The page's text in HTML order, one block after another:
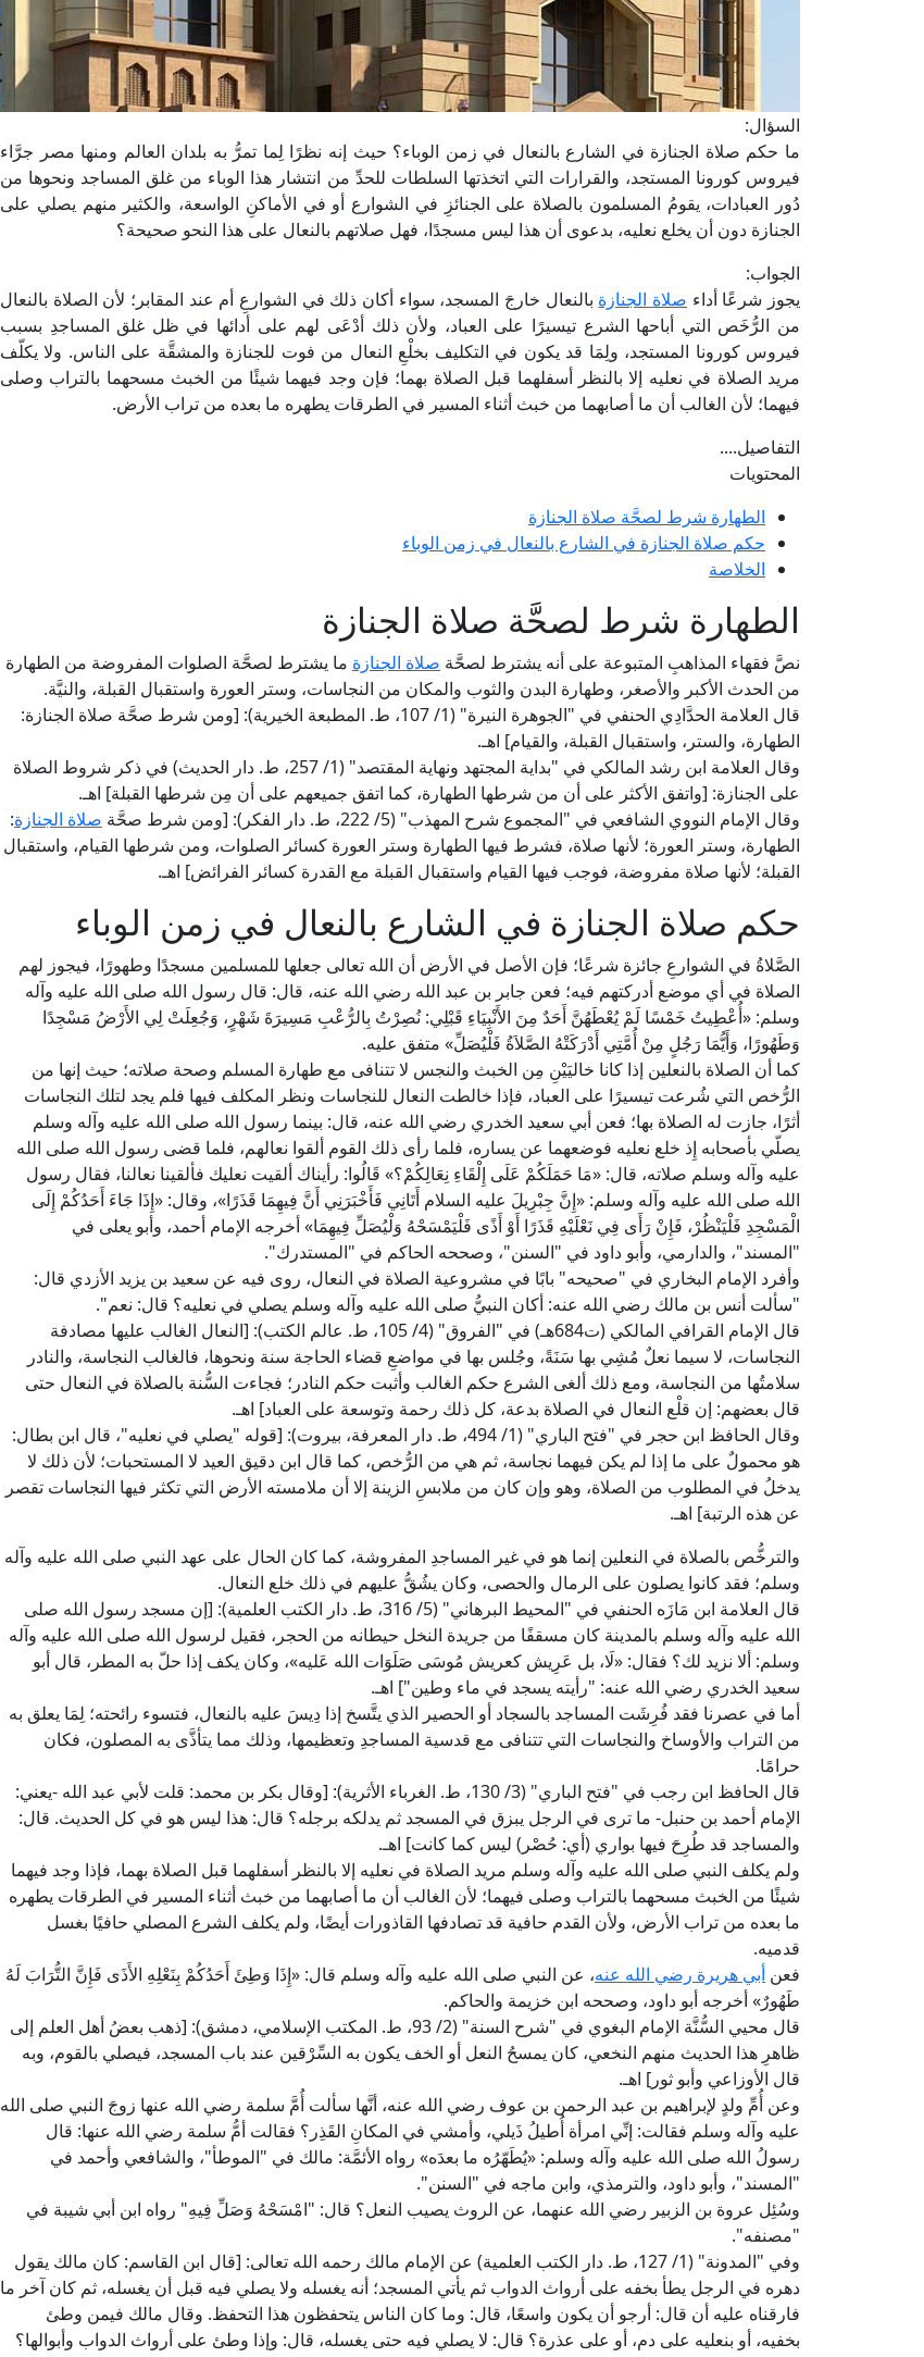
السؤال:
ما حكم صلاة الجنازة في الشارع بالنعال في زمن الوباء؟ حيث إنه نظرًا لِما تمرُّ به بلدان العالم ومنها مصر جرَّاء
فيروس كورونا المستجد، والقرارات التي اتخذتها السلطات للحدِّ من انتشار هذا الوباء من غلق المساجد ونحوها من
دُور العبادات، يقومُ المسلمون بالصلاة على الجنائزِ في الشوارع أو في الأماكنِ الواسعة، والكثير منهم يصلي على
الجنازة دون أن يخلع نعليه، بدعوى أن هذا ليس مسجدًا، فهل صلاتهم بالنعال على هذا النحو صحيحة؟
الجواب:
يجوز شرعًا أداء صلاة الجنازة بالنعال خارجَ المسجد، سواء أكان ذلك في الشوارعِ أم عند المقابر؛ لأن الصلاة بالنعال
من الرُّخَص التي أباحها الشرع تيسيرًا على العباد، ولأن ذلك أدْعَى لهم على أدائها في ظل غلق المساجدِ بسبب
فيروس كورونا المستجد، ولِمَا قد يكون في التكليف بخلْعِ النعال من فوت للجنازة والمشقَّة على الناس. ولا يكلّف
مريد الصلاة في نعليه إلا بالنظر أسفلهما قبل الصلاة بهما؛ فإن وجد فيهما شيئًا من الخبث مسحهما بالتراب وصلى
فيهما؛ لأن الغالب أن ما أصابهما من خبث أثناء المسير في الطرقات يطهره ما بعده من تراب الأرض.
التفاصيل....
المحتويات
الطهارة شرط لصحَّة صلاة الجنازة
حكم صلاة الجنازة في الشارع بالنعال في زمن الوباء
الخلاصة
الطهارة شرط لصحَّة صلاة الجنازة
نصَّ فقهاء المذاهبِ المتبوعة على أنه يشترط لصحَّة صلاة الجنازة ما يشترط لصحَّة الصلوات المفروضة من الطهارة
من الحدث الأكبر والأصغر، وطهارة البدن والثوب والمكان من النجاسات، وستر العورة واستقبال القبلة، والنيَّة.
قال العلامة الحدَّادِي الحنفي في "الجوهرة النيرة" (1/ 107، ط. المطبعة الخيرية): [ومن شرط صحَّة صلاة الجنازة:
الطهارة، والستر، واستقبال القبلة، والقيام] اهـ.
وقال العلامة ابن رشد المالكي في "بداية المجتهد ونهاية المقتصد" (1/ 257، ط. دار الحديث) في ذكر شروط الصلاة
على الجنازة: [واتفق الأكثر على أن من شرطها الطهارة، كما اتفق جميعهم على أن مِن شرطها القبلة] اهـ.
وقال الإمام النووي الشافعي في "المجموع شرح المهذب" (5/ 222، ط. دار الفكر): [ومن شرط صحَّة
صلاة الجنازة:
الطهارة، وستر العورة؛ لأنها صلاة، فشرط فيها الطهارة وستر العورة كسائر الصلوات، ومن شرطها القيام، واستقبال
القبلة؛ لأنها صلاة مفروضة، فوجب فيها القيام واستقبال القبلة مع القدرة كسائر الفرائض] اهـ.
حكم صلاة الجنازة في الشارع بالنعال في زمن الوباء
الصَّلاةُ في الشوارعِ جائزة شرعًا؛ فإن الأصل في الأرض أن الله تعالى جعلها للمسلمين مسجدًا وطهورًا، فيجوز لهم
الصلاة في أي موضع أدركتهم فيه؛ فعن جابر بن عبد الله رضي الله عنه، قال: قال رسول الله صلى الله عليه وآله
وسلم: «أُعْطِيتُ خَمْسًا لَمْ يُعْطَهُنَّ أَحَدٌ مِنَ الأَنْبِيَاءِ قَبْلِي: نُصِرْتُ بِالرُّعْبِ مَسِيرَةَ شَهْرٍ، وَجُعِلَتْ لِي الأَرْضُ مَسْجِدًا
وَطَهُورًا، وَأَيُّمَا رَجُلٍ مِنْ أُمَّتِي أَدْرَكَتْهُ الصَّلاَةُ فَلْيُصَلِّ» متفق عليه.
كما أن الصلاة بالنعلين إذا كانا خاليَيْنِ مِن الخبث والنجس لا تتنافى مع طهارة المسلم وصحة صلاته؛ حيث إنها من
الرُّخص التي شُرعت تيسيرًا على العباد، فإذا خالطت النعال للنجاسات ونظر المكلف فيها فلم يجد لتلك النجاسات
أثرًا، جازت له الصلاة بها؛ فعن أبي سعيد الخدري رضي الله عنه، قال: بينما رسول الله صلى الله عليه وآله وسلم
يصلّي بأصحابه إِذ خلع نعليه فوضعهما عن يساره، فلما رأى ذلك القوم ألقوا نعالهم، فلما قضى رسول الله صلى الله
عليه وآله وسلم صلاته، قال: «مَا حَمَلَكُمْ عَلَى إِلْقَاءِ نِعَالِكُمْ؟» قَالُوا: رأيناك ألقيت نعليك فألقينا نعالنا، فقال رسول
الله صلى الله عليه وآله وسلم: «إِنَّ جِبْرِيلَ عليه السلام أَتَانِي فَأَخْبَرَنِي أَنَّ فِيهِمَا قَذَرًا»، وقال: «إِذَا جَاءَ أَحَدُكُمْ إِلَى
الْمَسْجِدِ فَلْيَنْظُرْ، فَإِنْ رَأَى فِي نَعْلَيْهِ قَذَرًا أَوْ أَذًى فَلْيَمْسَحْهُ وَلْيُصَلِّ فِيهِمَا» أخرجه الإمام أحمد، وأبو يعلى في
"المسند"، والدارمي، وأبو داود في "السنن"، وصححه الحاكم في "المستدرك".
وأفرد الإمام البخاري في "صحيحه" بابًا في مشروعية الصلاة في النعال، روى فيه عن سعيد بن يزيد الأزدي قال:
"سألت أنس بن مالك رضي الله عنه: أكان النبيُّ صلى الله عليه وآله وسلم يصلي في نعليه؟ قال: نعم".
قال الإمام القرافي المالكي (ت684هـ) في "الفروق" (4/ 105، ط. عالم الكتب): [النعال الغالب عليها مصادفة
النجاسات، لا سيما نعلٌ مُشِي بها سَنَةً، وجُلس بها في مواضعِ قضاء الحاجة سنة ونحوها، فالغالب النجاسة، والنادر
سلامتُها من النجاسة، ومع ذلك ألغى الشرع حكم الغالب وأثبت حكم النادر؛ فجاءت السُّنة بالصلاة في النعال حتى
قال بعضهم: إن قلْع النعال في الصلاة بدعة، كل ذلك رحمة وتوسعة على العباد] اهـ.
وقال الحافظ ابن حجر في "فتح الباري" (1/ 494، ط. دار المعرفة، بيروت): [قوله "يصلي في نعليه"، قال ابن بطال:
هو محمولٌ على ما إذا لم يكن فيهما نجاسة، ثم هي من الرُّخص، كما قال ابن دقيق العيد لا المستحبات؛ لأن ذلك لا
يدخلُ في المطلوب من الصلاة، وهو وإن كان من ملابسِ الزينة إلا أن ملامسته الأرض التي تكثر فيها النجاسات تقصر
عن هذه الرتبة] اهـ.
والترخُّص بالصلاة في النعلين إنما هو في غير المساجدِ المفروشة، كما كان الحال على عهد النبي صلى الله عليه وآله
وسلم؛ فقد كانوا يصلون على الرمال والحصى، وكان يشُقُّ عليهم في ذلك خلع النعال.
قال العلامة ابن مَازَه الحنفي في "المحيط البرهاني" (5/ 316، ط. دار الكتب العلمية): [إن مسجد رسول الله صلى
الله عليه وآله وسلم بالمدينة كان مسقفًا من جريدة النخل حيطانه من الحجر، فقيل لرسول الله صلى الله عليه وآله
وسلم: ألا نزيد لك؟ فقال: «لَا، بل عَرِيش كعريش مُوسَى صَلَوَات الله عَليه»، وكان يكف إذا حلّ به المطر، قال أبو
سعيد الخدري رضي الله عنه: "رأيته يسجد في ماء وطين"] اهـ.
أما في عصرنا فقد فُرِشَت المساجد بالسجاد أو الحصير الذي يتَّسخ إذا دِيسَ عليه بالنعال، فتسوء رائحته؛ لِمَا يعلق به
من التراب والأوساخ والنجاسات التي تتنافى مع قدسية المساجدِ وتعظيمها، وذلك مما يتأذَّى به المصلون، فكان
حرامًا.
قال الحافظ ابن رجب في "فتح الباري" (3/ 130، ط. الغرباء الأثرية): [وقال بكر بن محمد: قلت لأبي عبد الله -يعني:
الإمام أحمد بن حنبل- ما ترى في الرجل يبزق في المسجد ثم يدلكه برجله؟ قال: هذا ليس هو في كل الحديث. قال:
والمساجد قد طُرِحَ فيها بواري (أي: حُصْر) ليس كما كانت] اهـ.
ولم يكلف النبي صلى الله عليه وآله وسلم مريد الصلاة في نعليه إلا بالنظر أسفلهما قبل الصلاة بهما، فإذا وجد فيهما
شيئًا من الخبث مسحهما بالتراب وصلى فيهما؛ لأن الغالب أن ما أصابهما من خبث أثناء المسير في الطرقات يطهره
ما بعده من تراب الأرض، ولأن القدم حافية قد تصادفها القاذورات أيضًا، ولم يكلف الشرع المصلي حافيًا بغسل
قدميه.
فعن أبي هريرة رضي الله عنه، عن النبي صلى الله عليه وآله وسلم قال: «إِذَا وَطِئَ أَحَدُكُمْ بِنَعْلِهِ الأَذَى فَإِنَّ التُّرَابَ لَهُ
طَهُورٌ» أخرجه أبو داود، وصححه ابن خزيمة والحاكم.
قال محيي السُّنَّة الإمام البغوي في "شرح السنة" (2/ 93، ط. المكتب الإسلامي، دمشق): [ذهب بعضُ أهل العلم إلى
ظاهرِ هذا الحديث منهم النخعي، كان يمسحُ النعل أو الخف يكون به السِّرْقين عند باب المسجد، فيصلي بالقوم، وبه
قال الأوزاعي وأبو ثور] اهـ.
وعن أُمِّ ولدٍ لإبراهيم بن عبد الرحمن بن عوف رضي الله عنه، أنَّها سألت أُمَّ سلمة رضي الله عنها زوجَ النبي صلى الله
عليه وآله وسلم فقالت: إنِّي امرأة أُطيلُ ذَيلي، وأمشي في المكانِ القَذِر؟ فقالت أمُّ سلمة رضي الله عنها: قال
رسولُ الله صلى الله عليه وآله وسلم: «يُطَهّرُه ما بعدَه» رواه الأئمَّة: مالك في "الموطأ"، والشافعي وأحمد في
"المسند"، وأبو داود، والترمذي، وابن ماجه في "السنن".
وسُئِل عروة بن الزبير رضي الله عنهما، عن الروث يصيب النعل؟ قال: "امْسَحْهُ وَصَلِّ فِيهِ" رواه ابن أبي شيبة في
"مصنفه".
وفي "المدونة" (1/ 127، ط. دار الكتب العلمية) عن الإمام مالك رحمه الله تعالى: [قال ابن القاسم: كان مالك يقول
دهره في الرجل يطأ بخفه على أرواث الدواب ثم يأتي المسجد؛ أنه يغسله ولا يصلي فيه قبل أن يغسله، ثم كان آخر ما
فارقناه عليه أن قال: أرجو أن يكون واسعًا، قال: وما كان الناس يتحفظون هذا التحفظ. وقال مالك فيمن وطئ
بخفيه، أو بنعليه على دم، أو على عذرة؟ قال: لا يصلي فيه حتى يغسله، قال: وإذا وطئ على أرواث الدواب وأبوالها؟